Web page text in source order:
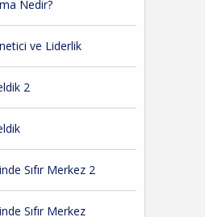
Nedir?
ve Liderlik
2
Sıfır Merkez 2
Sıfır Merkez